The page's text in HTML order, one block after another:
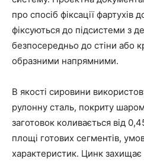
про спосіб фіксації фартухів
фіксуються до підсистеми з
безпосередньо до стіни або
образними напрямними.
В якості сировини
рулонну сталь, покриту
заготовок коливається від
площі готових сегментів,
характеристик. Цинк захищає